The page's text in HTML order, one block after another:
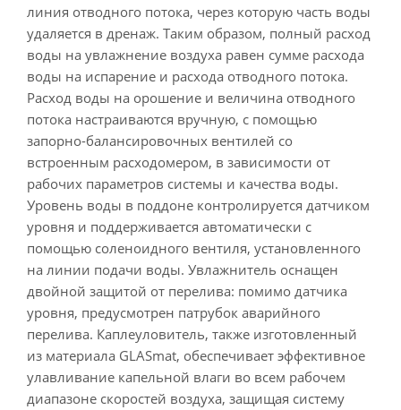
линия отводного потока, через которую часть воды
удаляется в дренаж. Таким образом, полный расход
воды на увлажнение воздуха равен сумме расхода
воды на испарение и расхода отводного потока.
Расход воды на орошение и величина отводного
потока настраиваются вручную, с помощью
запорно-балансировочных вентилей со
встроенным расходомером, в зависимости от
рабочих параметров системы и качества воды.
Уровень воды в поддоне контролируется датчиком
уровня и поддерживается автоматически с
помощью соленоидного вентиля, установленного
на линии подачи воды. Увлажнитель оснащен
двойной защитой от перелива: помимо датчика
уровня, предусмотрен патрубок аварийного
перелива. Каплеуловитель, также изготовленный
из материала GLASmat, обеспечивает эффективное
улавливание капельной влаги во всем рабочем
диапазоне скоростей воздуха, защищая систему